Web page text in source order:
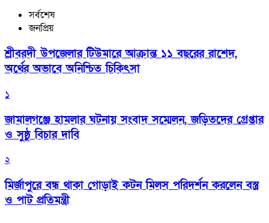
সর্বশেষ
জনপ্রিয়
শ্রীবরদী উপজেলার টিউমারে আক্রান্ত ১১ বছরের রাশেদ,
অর্থের অভাবে অনিশ্চিত চিকিৎসা
১
জামালগঞ্জে হামলার ঘটনায় সংবাদ সম্মেলন, জড়িতদের গ্রেপ্তার
ও সুষ্ঠু বিচার দাবি
২
মির্জাপুরে বন্ধ থাকা গোড়াই কটন মিলস পরিদর্শন করলেন বস্ত্র
ও পাট প্রতিমন্ত্রী